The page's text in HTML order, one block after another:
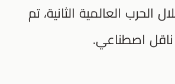
العالمية الثانية، تم
اصطناعي.